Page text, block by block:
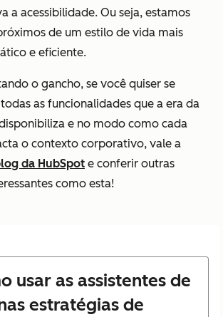
a acessibilidade. Ou seja, estamos
de um estilo de vida mais
e eficiente.
o gancho, se você quiser se
as funcionalidades que a era da
e no modo como cada
o contexto corporativo, vale a
da HubSpot e conferir outras
como esta!
usar as assistentes de
estratégias de